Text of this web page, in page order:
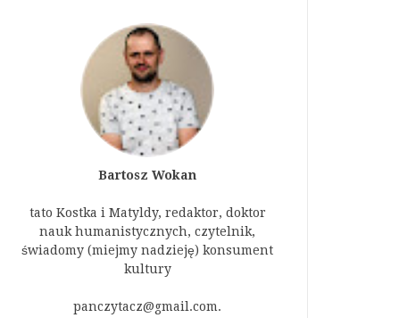
Bartosz Wokan
tato Kostka i Matyldy, redaktor, doktor
nauk humanistycznych, czytelnik,
świadomy (miejmy nadzieję) konsument
kultury
panczytacz@gmail.com.